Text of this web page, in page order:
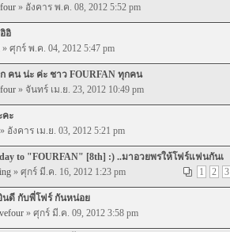
» อังคาร พ.ค. 08, 2012 5:52 pm
อิ
» ศุกร์ พ.ค. 04, 2012 5:47 pm
คน น่ะ ค่ะ ชาว FOURFAN ทุกคน
» จันทร์ เม.ย. 23, 2012 10:49 pm
คะ
» อังคาร เม.ย. 03, 2012 5:21 pm
to "FOURFAN" [8th] :) ..มาอวยพรให้โฟร์แฟนกันเ
1
2 3
» ศุกร์ มี.ค. 16, 2012 1:23 pm
นดี กับพี่โฟร์ กันหน่อย
» ศุกร์ มี.ค. 09, 2012 3:58 pm